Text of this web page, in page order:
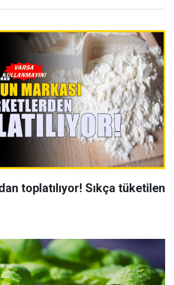
toplatılıyor! Sıkça tüketilen